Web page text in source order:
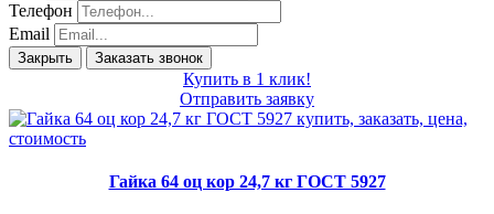
Телефон
Email
Закрыть Заказать звонок
Купить в 1 клик!
Отправить заявку
Гайка 64 оц кор 24,7 кг ГОСТ 5927